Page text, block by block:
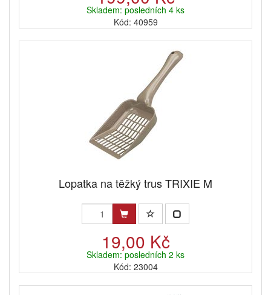
Skladem: posledních 4 ks
Kód: 40959
Lopatka na těžký trus TRIXIE M
19,00 Kč
Skladem: posledních 2 ks
Kód: 23004